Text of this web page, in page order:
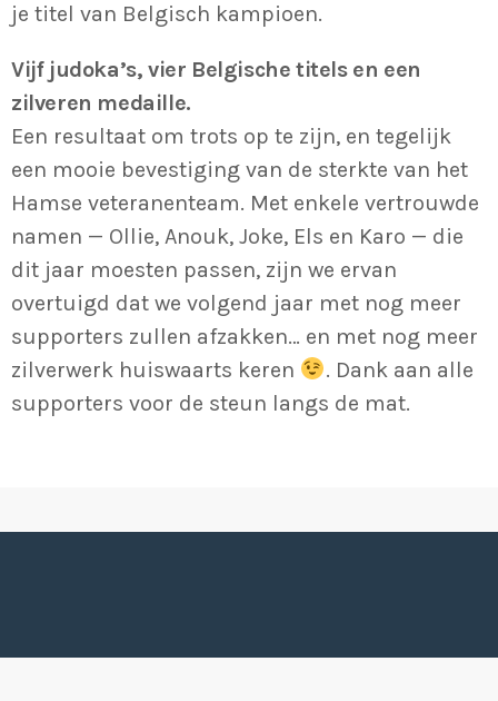
je titel van Belgisch kampioen.
Vijf judoka’s, vier Belgische titels en een
zilveren medaille.
Een resultaat om trots op te zijn, en tegelijk
een mooie bevestiging van de sterkte van het
Hamse veteranenteam. Met enkele vertrouwde
namen — Ollie, Anouk, Joke, Els en Karo — die
dit jaar moesten passen, zijn we ervan
overtuigd dat we volgend jaar met nog meer
supporters zullen afzakken… en met nog meer
zilverwerk huiswaarts keren
. Dank aan alle
supporters voor de steun langs de mat.